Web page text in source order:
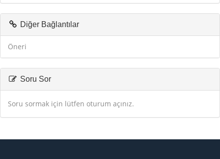
Diğer Bağlantılar
Öneri
Soru Sor
Soru sormak için lütfen oturum açınız.